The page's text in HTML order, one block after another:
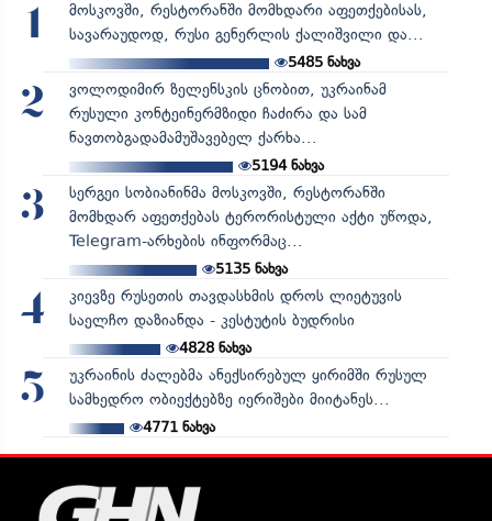
1
მოსკოვში, რესტორანში მომხდარი აფეთქებისას,
სავარაუდოდ, რუსი გენერლის ქალიშვილი და...
5485 ნახვა
2
ვოლოდიმირ ზელენსკის ცნობით, უკრაინამ
რუსული კონტეინერმზიდი ჩაძირა და სამ
ნავთობგადამამუშავებელ ქარხა...
5194ნახვა
3
სერგეი სობიანინმა მოსკოვში, რესტორანში
მომხდარ აფეთქებას ტერორისტული აქტი უწოდა,
Telegram-არხების ინფორმაც...
5135ნახვა
4
კიევზე რუსეთის თავდასხმის დროს ლიეტუვის
საელჩო დაზიანდა - კესტუტის ბუდრისი
4828ნახვა
5
უკრაინის ძალებმა ანექსირებულ ყირიმში რუსულ
სამხედრო ობიექტებზე იერიშები მიიტანეს...
4771ნახვა